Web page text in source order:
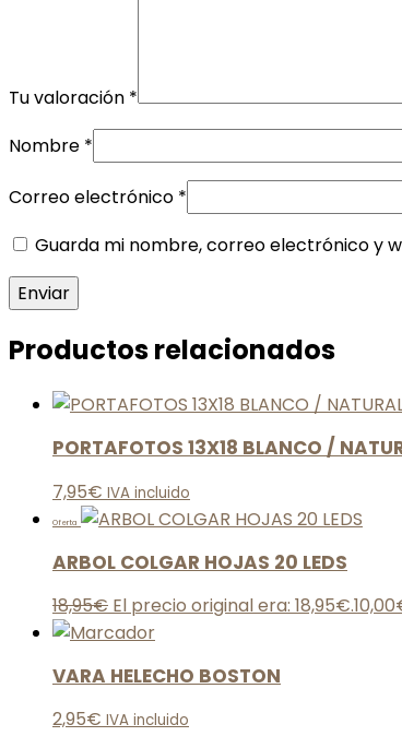
Tu valoración *
Nombre *
Correo electrónico *
Guarda mi nombre, correo electrónico y
Productos relacionados
PORTAFOTOS 13X18 BLANCO /
7,95€ IVA incluido
Oferta
ARBOL COLGAR HOJAS 20 LEDS
18,95€ El precio original era: 18,95€.10,00
VARA HELECHO BOSTON
2,95€ IVA incluido